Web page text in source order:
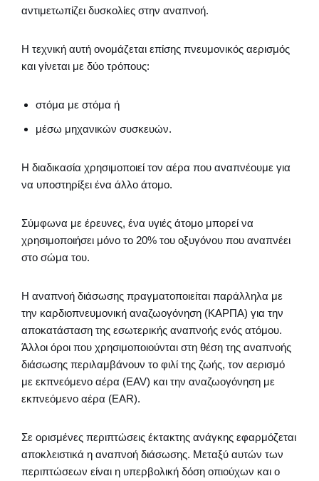
αντιμετωπίζει δυσκολίες στην αναπνοή.
Η τεχνική αυτή ονομάζεται επίσης πνευμονικός αερισμός
και γίνεται με δύο τρόπους:
στόμα με στόμα ή
μέσω μηχανικών συσκευών.
Η διαδικασία χρησιμοποιεί τον αέρα που αναπνέουμε για
να υποστηρίξει ένα άλλο άτομο.
Σύμφωνα με έρευνες, ένα υγιές άτομο μπορεί να
χρησιμοποιήσει μόνο το 20% του οξυγόνου που αναπνέει
στο σώμα του.
Η αναπνοή διάσωσης πραγματοποιείται παράλληλα με
την καρδιοπνευμονική αναζωογόνηση (ΚΑΡΠΑ) για την
αποκατάσταση της εσωτερικής αναπνοής ενός ατόμου.
Άλλοι όροι που χρησιμοποιούνται στη θέση της αναπνοής
διάσωσης περιλαμβάνουν το φιλί της ζωής, τον αερισμό
με εκπνεόμενο αέρα (EAV) και την αναζωογόνηση με
εκπνεόμενο αέρα (EAR).
Σε ορισμένες περιπτώσεις έκτακτης ανάγκης εφαρμόζεται
αποκλειστικά η αναπνοή διάσωσης. Μεταξύ αυτών των
περιπτώσεων είναι η υπερβολική δόση οπιούχων και ο